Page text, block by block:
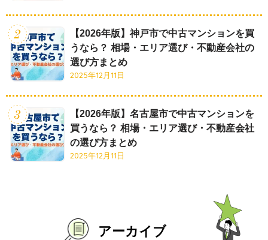
【2026年版】神戸市で中古マンションを買
うなら？ 相場・エリア選び・不動産会社の
選び方まとめ
2025年12月11日
【2026年版】名古屋市で中古マンションを
買うなら？ 相場・エリア選び・不動産会社
の選び方まとめ
2025年12月11日
アーカイブ